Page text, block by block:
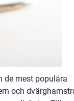
de mest populära
och